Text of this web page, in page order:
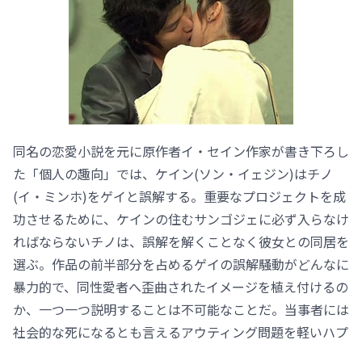
同名の恋愛小説を元に原作者イ・セイン作家が書き下ろし
た「個人の趣向」では、ケイン(ソン・イェジン)はチノ
(イ・ミンホ)をゲイと誤解する。重要なプロジェクトを成
功させるために、ケインの住むサンゴジェに必ず入らなけ
ればならないチノは、誤解を解くことなく彼女との同居を
選ぶ。作品の前半部分を占めるゲイの誤解騒動がどんなに
暴力的で、同性愛者へ歪曲されたイメージを植え付けるの
か、一つ一つ説明することは不可能なことだ。当事者には
社会的な死になるとも言えるアウティング問題を軽いハプ